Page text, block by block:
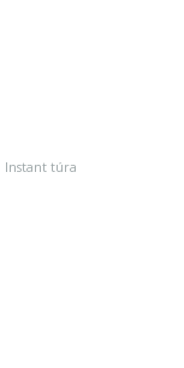
Instant túra